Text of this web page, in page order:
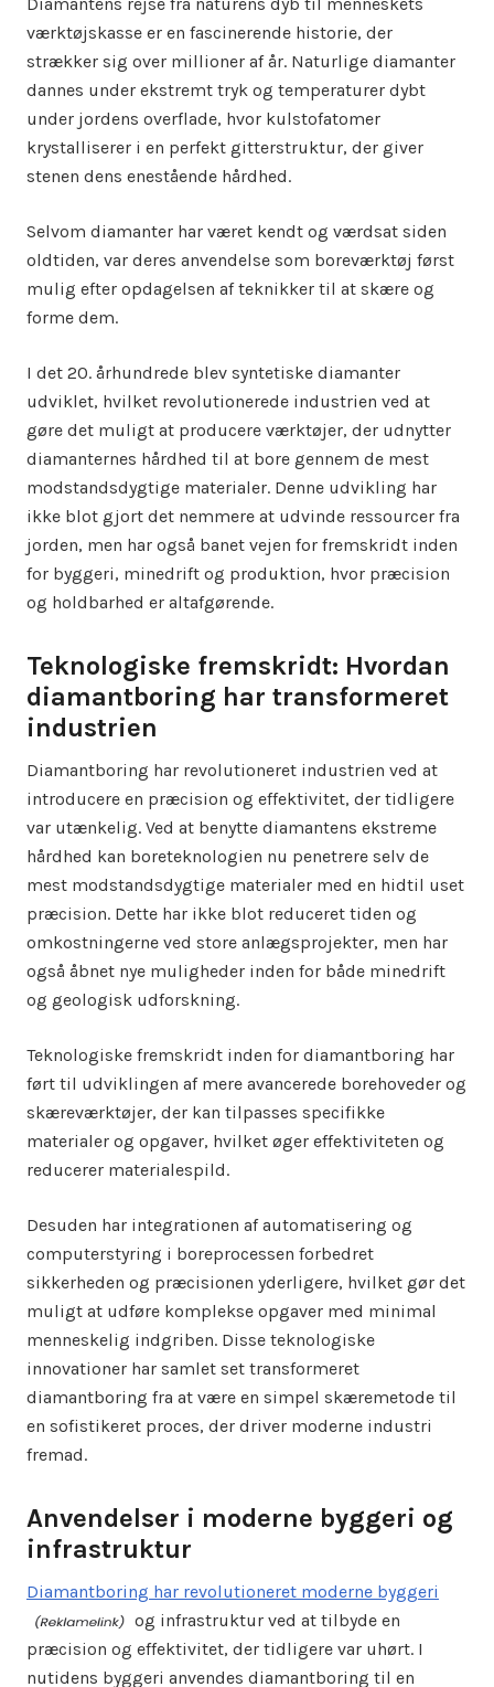
værktøjskasse er en fascinerende historie, der
strækker sig over millioner af år. Naturlige diamanter
dannes under ekstremt tryk og temperaturer dybt
under jordens overflade, hvor kulstofatomer
krystalliserer i en perfekt gitterstruktur, der giver
stenen dens enestående hårdhed.
Selvom diamanter har været kendt og værdsat siden
oldtiden, var deres anvendelse som boreværktøj først
mulig efter opdagelsen af teknikker til at skære og
forme dem.
I det 20. århundrede blev syntetiske diamanter
udviklet, hvilket revolutionerede industrien ved at
gøre det muligt at producere værktøjer, der udnytter
diamanternes hårdhed til at bore gennem de mest
modstandsdygtige materialer. Denne udvikling har
ikke blot gjort det nemmere at udvinde ressourcer fra
jorden, men har også banet vejen for fremskridt inden
for byggeri, minedrift og produktion, hvor præcision
og holdbarhed er altafgørende.
Teknologiske fremskridt: Hvordan
diamantboring har transformeret
industrien
Diamantboring har revolutioneret industrien ved at
introducere en præcision og effektivitet, der tidligere
var utænkelig. Ved at benytte diamantens ekstreme
hårdhed kan boreteknologien nu penetrere selv de
mest modstandsdygtige materialer med en hidtil uset
præcision. Dette har ikke blot reduceret tiden og
omkostningerne ved store anlægsprojekter, men har
også åbnet nye muligheder inden for både minedrift
og geologisk udforskning.
Teknologiske fremskridt inden for diamantboring har
ført til udviklingen af mere avancerede borehoveder og
skæreværktøjer, der kan tilpasses specifikke
materialer og opgaver, hvilket øger effektiviteten og
reducerer materialespild.
Desuden har integrationen af automatisering og
computerstyring i boreprocessen forbedret
sikkerheden og præcisionen yderligere, hvilket gør det
muligt at udføre komplekse opgaver med minimal
menneskelig indgriben. Disse teknologiske
innovationer har samlet set transformeret
diamantboring fra at være en simpel skæremetode til
en sofistikeret proces, der driver moderne industri
fremad.
Anvendelser i moderne byggeri og
infrastruktur
Diamantboring har revolutioneret moderne byggeri
og infrastruktur ved at tilbyde en
præcision og effektivitet, der tidligere var uhørt. I
nutidens byggeri anvendes diamantboring til en